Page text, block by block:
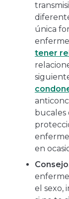
única
tener
bucales
en
el sexo,